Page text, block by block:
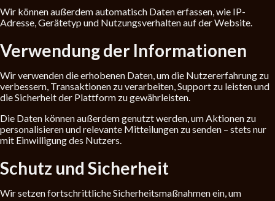
Wir können außerdem automatisch Daten erfassen, wie IP-
Adresse, Gerätetyp und Nutzungsverhalten auf der Website.
Verwendung der Informationen
Wir verwenden die erhobenen Daten, um die Nutzererfahrung zu
verbessern, Transaktionen zu verarbeiten, Support zu leisten und
die Sicherheit der Plattform zu gewährleisten.
Die Daten können außerdem genutzt werden, um Aktionen zu
personalisieren und relevante Mitteilungen zu senden – stets nur
mit Einwilligung des Nutzers.
Schutz und Sicherheit
Wir setzen fortschrittliche Sicherheitsmaßnahmen ein, um